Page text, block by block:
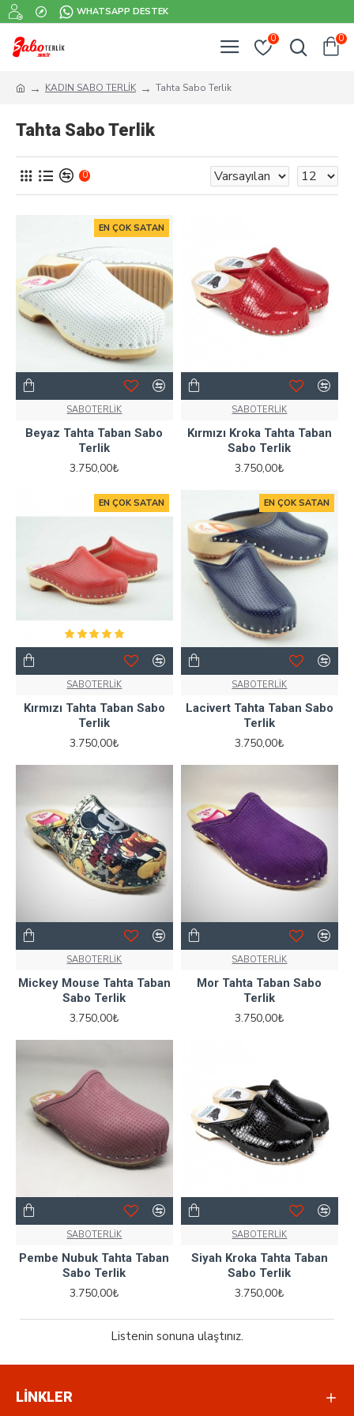
WHATSAPP DESTEK
0 0
KADIN SABO TERLİK Tahta Sabo Terlik
Tahta Sabo Terlik
0
EN ÇOK SATAN
SABOTERLİK
Beyaz Tahta Taban Sabo
Terlik
3.750,00₺
SABOTERLİK
Kırmızı Kroka Tahta Taban
Sabo Terlik
3.750,00₺
EN ÇOK SATAN
SABOTERLİK
Kırmızı Tahta Taban Sabo
Terlik
3.750,00₺
EN ÇOK SATAN
SABOTERLİK
Lacivert Tahta Taban Sabo
Terlik
3.750,00₺
SABOTERLİK
Mickey Mouse Tahta Taban
Sabo Terlik
3.750,00₺
SABOTERLİK
Mor Tahta Taban Sabo
Terlik
3.750,00₺
SABOTERLİK
Pembe Nubuk Tahta Taban
Sabo Terlik
3.750,00₺
SABOTERLİK
Siyah Kroka Tahta Taban
Sabo Terlik
3.750,00₺
Listenin sonuna ulaştınız.
LİNKLER